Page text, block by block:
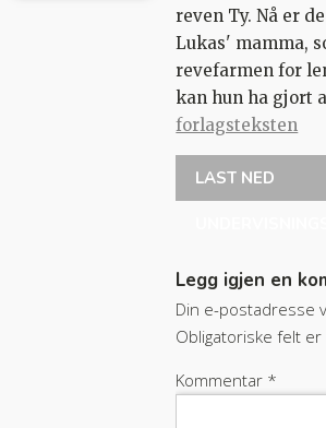
reven Ty. Nå er
Lukas' mamma,
revefarmen for
kan hun ha gjort
forlagsteksten
LAST NED
Legg igjen en
Din e-postadresse
Obligatoriske felt
Kommentar *